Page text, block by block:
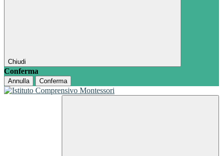
Chiudi
Conferma
Annulla Conferma